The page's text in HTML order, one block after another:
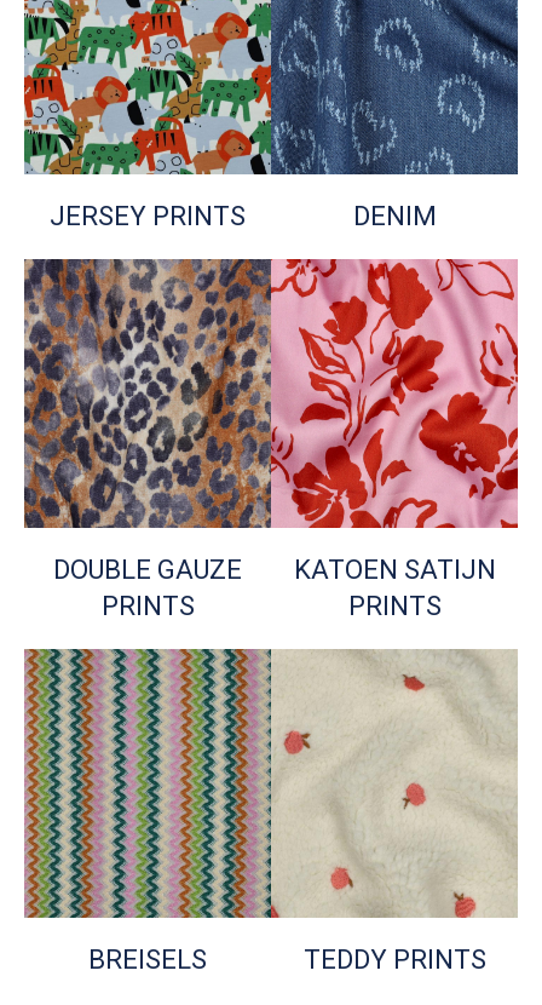
JERSEY PRINTS DENIM
DOUBLE GAUZE
PRINTS
KATOEN SATIJN
PRINTS
BREISELS TEDDY PRINTS